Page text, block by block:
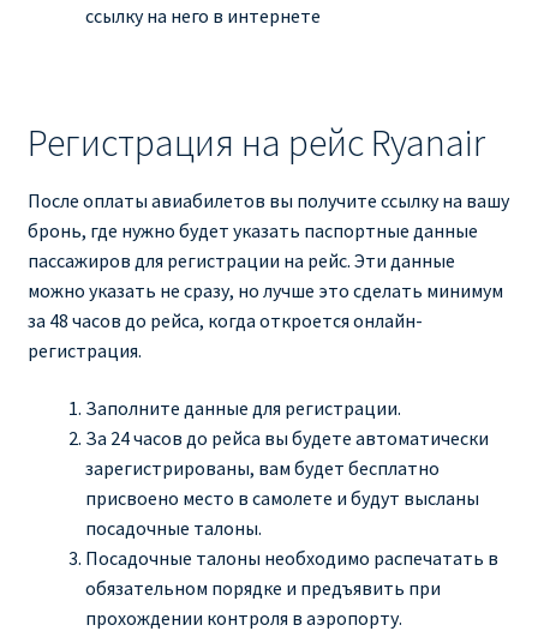
ПРИЛОЖЕНИЕ RYANAIR НА РУССКОМ
ПРОВОЗ БАГАЖА RYANAIR – ПРАВИЛА
РАЙАНЭЙР НА РУССКОМ | КНФТФШК
РЕГИСТРАЦИЯ НА РЕЙС RYANAIR
Регистрация ребенка на рейс RYANAIR
Рождественские направления от € 9
Райнэйр на русском
ссылку на него в интернете
Регистрация на рейс Ryanair
После оплаты авиабилетов вы получите ссылку на вашу
бронь, где нужно будет указать паспортные данные
пассажиров для регистрации на рейс. Эти данные
можно указать не сразу, но лучше это сделать минимум
за 48 часов до рейса, когда откроется онлайн-
регистрация.
Заполните данные для регистрации.
За 24 часов до рейса вы будете автоматически
зарегистрированы, вам будет бесплатно
присвоено место в самолете и будут высланы
посадочные талоны.
Посадочные талоны необходимо распечатать в
обязательном порядке и предъявить при
прохождении контроля в аэропорту.